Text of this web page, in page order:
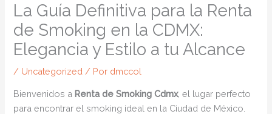
La Guía Definitiva para la Renta
de Smoking en la CDMX:
Elegancia y Estilo a tu Alcance
/ Uncategorized / Por dmccol
Bienvenidos a Renta de Smoking Cdmx, el lugar perfecto
para encontrar el smoking ideal en la Ciudad de México.